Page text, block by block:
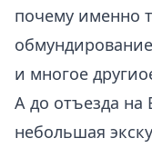
почему именно
обмундирование
и многое
А до отъезда на
небольшая